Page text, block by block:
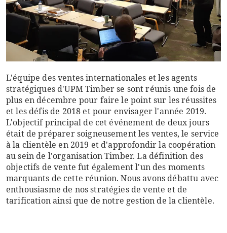
L'équipe des ventes internationales et les agents
stratégiques d'UPM Timber se sont réunis une fois de
plus en décembre pour faire le point sur les réussites
et les défis de 2018 et pour envisager l'année 2019.
L'objectif principal de cet événement de deux jours
était de préparer soigneusement les ventes, le service
à la clientèle en 2019 et d'approfondir la coopération
au sein de l'organisation Timber. La définition des
objectifs de vente fut également l'un des moments
marquants de cette réunion. Nous avons débattu avec
enthousiasme de nos stratégies de vente et de
tarification ainsi que de notre gestion de la clientèle.